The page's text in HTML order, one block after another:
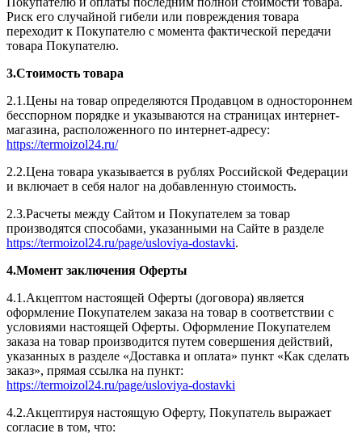
Риск его случайной гибели или повреждения товара
переходит к Покупателю с момента фактической передачи
товара Покупателю.
3.Стоимость товара
2.1.Цены на товар определяются Продавцом в одностороннем
бесспорном порядке и указываются на страницах интернет-
магазина, расположенного по интернет-адресу:
https://termoizol24.ru/
2.2.Цена товара указывается в рублях Российской Федерации
и включает в себя налог на добавленную стоимость.
2.3.Расчеты между Сайтом и Покупателем за товар
производятся способами, указанными на Сайте в разделе
https://termoizol24.ru/page/usloviya-dostavki.
4.Момент заключения Оферты
4.1.Акцептом настоящей Оферты (договора) является
оформление Покупателем заказа на товар в соответствии с
условиями настоящей Оферты. Оформление Покупателем
заказа на товар производится путем совершения действий,
указанных в разделе «Доставка и оплата» пункт «Как сделать
заказ», прямая ссылка на пункт:
https://termoizol24.ru/page/usloviya-dostavki
4.2.Акцептируя настоящую Оферту, Покупатель выражает
согласие в том, что: